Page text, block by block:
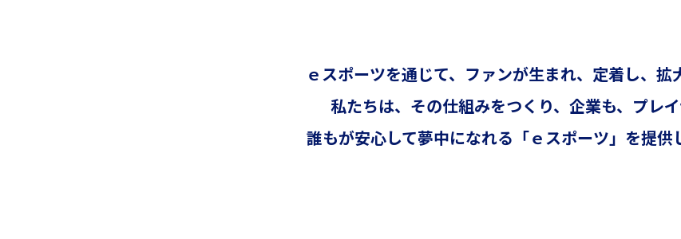
ｅスポーツを通じて、ファンが生まれ、定着し、拡
私たちは、その仕組みをつくり、企業も、プレイ
誰もが安心して夢中になれる「ｅスポーツ」を提供